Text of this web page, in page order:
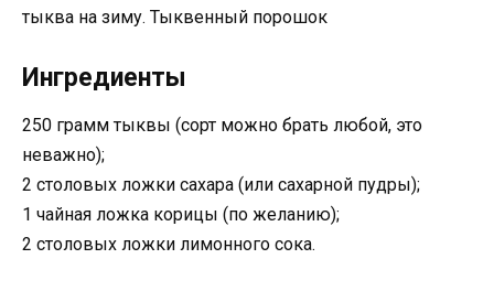
тыква на зиму. Тыквенный порошок
Ингредиенты
250 грамм тыквы (сорт можно брать любой, это
неважно);
2 столовых ложки сахара (или сахарной пудры);
1 чайная ложка корицы (по желанию);
2 столовых ложки лимонного сока.